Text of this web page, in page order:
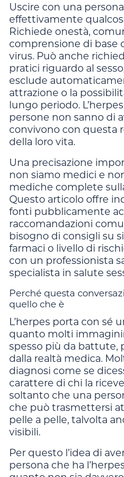
Uscire con una
effettivamente
Richiede onestà,
comprensione di base
virus. Può anche
pratici riguardo al
esclude
attrazione o la
lungo periodo.
persone non sanno di
convivono con questa
della loro vita.
Una precisazione
non siamo medici e
mediche complete
Questo articolo offre
fonti pubblicamente
raccomandazioni
bisogno di consigli su
farmaci o livello di
con un professionista
specialista in salute
Perché questa
quello che è
L’herpes porta con sé
quanto molti
spesso più da battute,
dalla realtà medica.
diagnosi come se
carattere di chi la
soltanto che una
che può trasmettersi
pelle a pelle, talvolta
visibili.
Per questo l’idea di
persona che ha